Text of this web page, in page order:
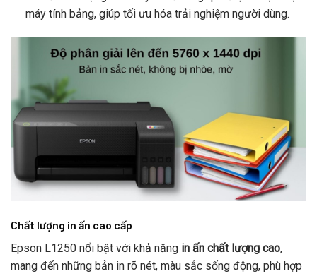
máy tính bảng, giúp tối ưu hóa trải nghiệm người dùng.
Chất lượng in ấn cao cấp
Epson L1250 nổi bật với khả năng in ấn chất lượng cao,
mang đến những bản in rõ nét, màu sắc sống động, phù hợp